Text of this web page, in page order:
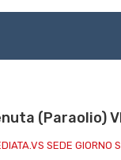
(Paraolio)
SEDE GIORNO